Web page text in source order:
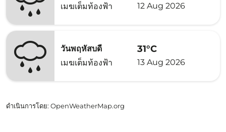
เมฆเต็มท้องฟ้า
12 Aug 2026
วันพฤหัสบดี
เมฆเต็มท้องฟ้า
31°C
13 Aug 2026
ดำเนินการโดย: OpenWeatherMap.org